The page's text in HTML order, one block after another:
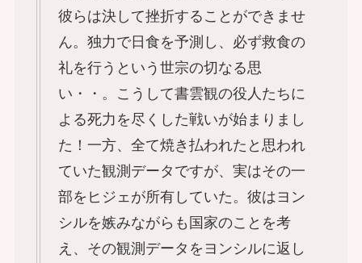
彼らは決して挫折することができませ
ん。独力で日食を予測し、必ず救食の
礼を行うという世宗の切なる思
い・・。こうして書雲観の役人たちに
よる死力を尽くした戦いが始まりまし
た！一方、全て焼き払われたと思われ
ていた観測データですが、実はその一
部をヒジェが所有していた。彼はヨン
シルを嫉みながらも国家のことを考
え、その観測データをヨンシルに返し